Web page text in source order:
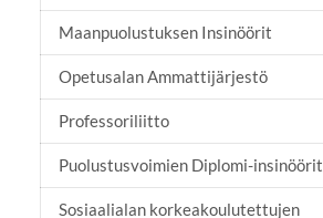
Maanpuolustuksen Insinöörit
Opetusalan Ammattijärjestö
Professoriliitto
Puolustusvoimien Diplomi-insinöörit
Sosiaalialan korkeakoulutettujen